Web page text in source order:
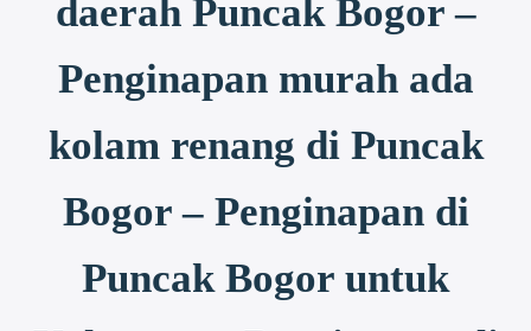
daerah Puncak Bogor –
Penginapan murah ada
kolam renang di Puncak
Bogor – Penginapan di
Puncak Bogor untuk